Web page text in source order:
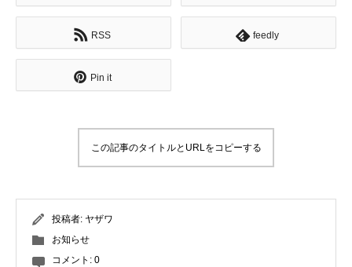
RSS feedly
Pin it
この記事のタイトルとURLをコピーする
投稿者: ヤザワ
お知らせ
コメント: 0